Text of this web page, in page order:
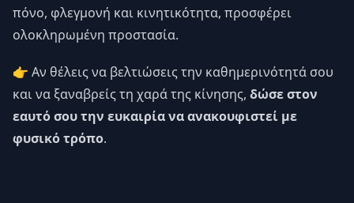
πόνο, φλεγμονή και κινητικότητα, προσφέρει
ολοκληρωμένη προστασία.
👉 Αν θέλεις να βελτιώσεις την καθημερινότητά σου
και να ξαναβρείς τη χαρά της κίνησης, δώσε στον
εαυτό σου την ευκαιρία να ανακουφιστεί με
φυσικό τρόπο.